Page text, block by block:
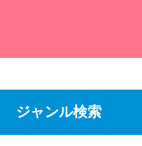
ジャンル検索